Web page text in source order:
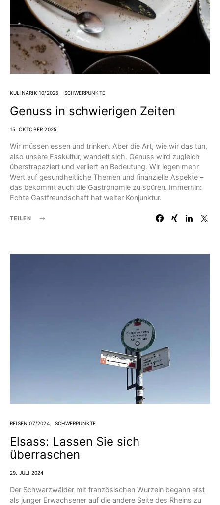
KULINARIK 10/2025 SCHWERPUNKTE
Genuss in schwierigen Zeiten
15. OKTOBER 2025
Wir müssen essen und trinken. Aber die Art, wie wir das tun,
also unsere Esskultur, wandelt sich. Genuss wird zugleich
überstrapaziert und verliert an Bedeutung. Wir legen mehr
Wert auf gesundheitliche Themen und finanzielle Aspekte –
das bekommt auch die Gastronomie zu spüren. Immerhin:
Echte Gastfreundschaft hat weiter Konjunktur.
TEILEN
REISEN 07/2024 SCHWERPUNKTE
Elsass: Lassen Sie sich
überraschen
29. JULI 2024
Der Schwarzwälder mit französischen Wurzeln begann erst
als junger Erwachsener auf die andere Seite des Rheins zu